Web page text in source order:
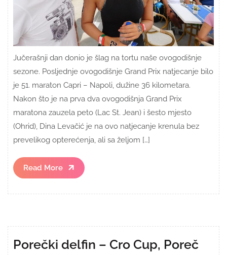
Jučerašnji dan donio je šlag na tortu naše ovogodišnje
sezone. Posljednje ovogodišnje Grand Prix natjecanje bilo
je 51. maraton Capri – Napoli, dužine 36 kilometara.
Nakon što je na prva dva ovogodišnja Grand Prix
maratona zauzela peto (Lac St. Jean) i šesto mjesto
(Ohrid), Dina Levačić je na ovo natjecanje krenula bez
prevelikog opterećenja, ali sa željom […]
Read More
Read
More
Porečki delfin – Cro Cup, Poreč